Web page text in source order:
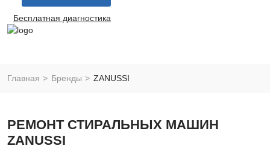
Бесплатная диагностика
Главная Бренды ZANUSSI
РЕМОНТ СТИРАЛЬНЫХ МАШИН
ZANUSSI